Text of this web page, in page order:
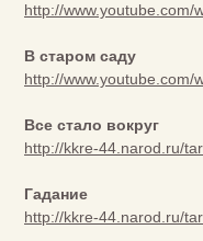
http://www.youtube.com/
В старом саду
http://www.youtube.com/
Все стало вокруг
http://kkre-44.narod.ru/
Гадание
http://kkre-44.narod.ru/